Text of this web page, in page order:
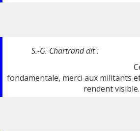
S.-G. Chartranddit :
fondamentale, merci aux militants
rendent visible.